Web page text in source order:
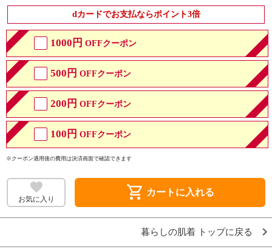
dカードでお支払ならポイント3倍
1000円 OFFクーポン
500円 OFFクーポン
200円 OFFクーポン
100円 OFFクーポン
※クーポン適用後の費用は決済画面で確認できます
お気に入り shopping_cart カートに入れる
暮らしの肌着 トップに戻る